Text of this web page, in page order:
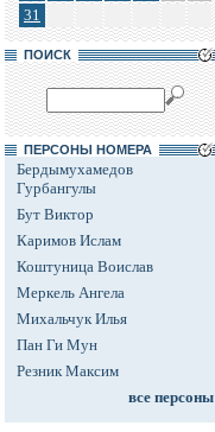
31
ПОИСК
ПЕРСОНЫ НОМЕРА
Бердымухамедов
Гурбангулы
Бут Виктор
Каримов Ислам
Коштуница Воислав
Меркель Ангела
Михальчук Илья
Пан Ги Мун
Резник Максим
все персоны